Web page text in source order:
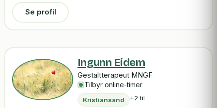
Se profil
Ingunn Eidem
Gestaltterapeut MNGF
Tilbyr online-timer
Kristiansand +2 til